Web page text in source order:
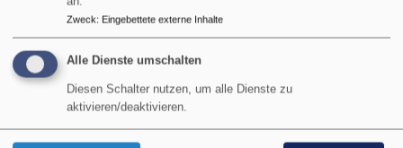
WIR BEGLEITEN EUCH ZUR
KONFIRMATION
Zweck: Eingebettete externe Inhalte
Alle Dienste umschalten
Diesen Schalter nutzen, um alle Dienste zu
aktivieren/deaktivieren.